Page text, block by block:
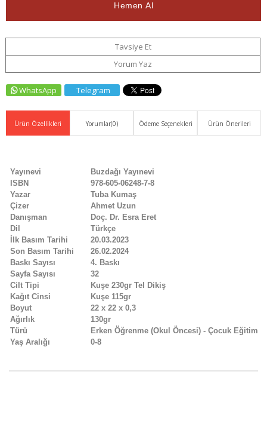
Tavsiye Et
Yorum Yaz
WhatsApp Telegram
Ürün Özellikleri Yorumlar(0) Ödeme Seçenekleri Ürün Önerileri
Yayınevi
Buzdağı Yayınevi
ISBN
978-605-06248-7-8
Yazar
Tuba Kumaş
Çizer
Ahmet Uzun
Danışman
Doç. Dr. Esra Eret
Dil
Türkçe
İlk Basım Tarihi
20.03.2023
Son Basım Tarihi
26.02.2024
Baskı Sayısı
4. Baskı
Sayfa Sayısı
32
Cilt Tipi
Kuşe 230gr Tel Dikiş
Kağıt Cinsi
Kuşe 115gr
Boyut
22 x 22 x 0,3
Ağırlık
130gr
Türü
Erken Öğrenme (Okul Öncesi) - Çocuk Eğitimi
Yaş Aralığı
0-8